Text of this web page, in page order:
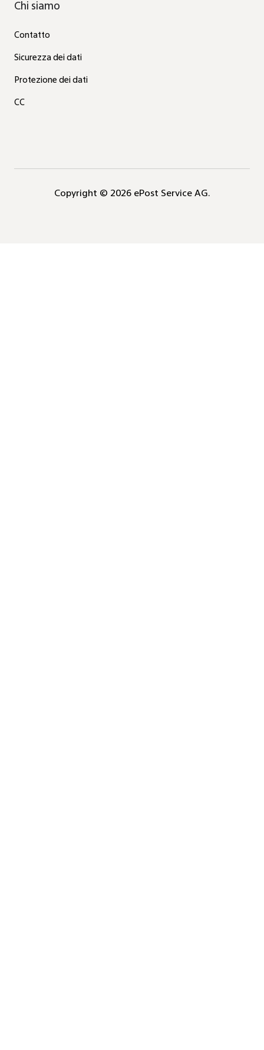
Chi siamo
Contatto
Sicurezza dei dati
Protezione dei dati
CC
Copyright © 2026 ePost Service AG.